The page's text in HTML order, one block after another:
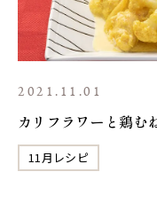
2021.11.01
カリフラワーと鶏む
11月レシピ